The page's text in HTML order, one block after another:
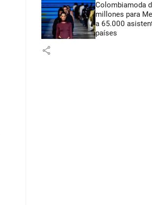
Colombiamoda
millones para
a 65.000
países
share